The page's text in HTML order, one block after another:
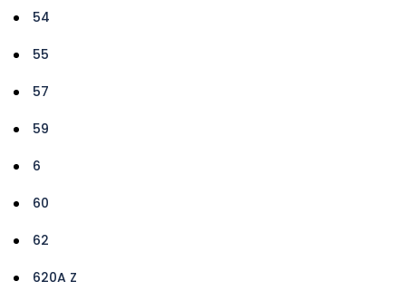
54
55
57
59
6
60
62
620A Z